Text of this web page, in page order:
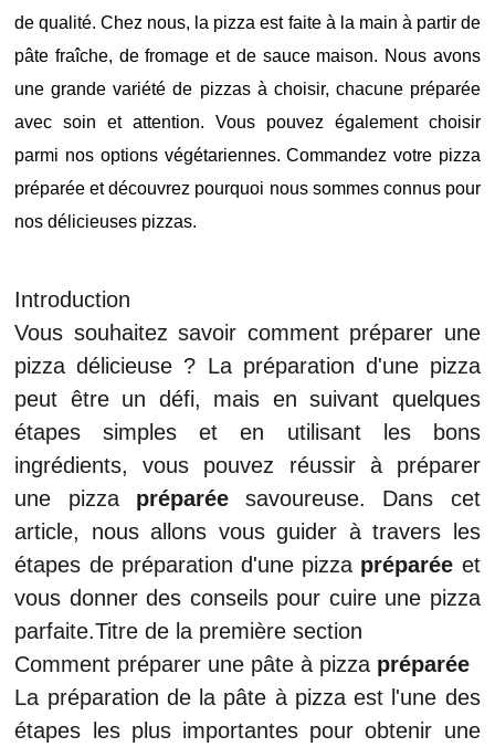
de qualité. Chez nous, la pizza est faite à la main à partir de
pâte fraîche, de fromage et de sauce maison. Nous avons
une grande variété de pizzas à choisir, chacune préparée
avec soin et attention. Vous pouvez également choisir
parmi nos options végétariennes. Commandez votre pizza
préparée et découvrez pourquoi nous sommes connus pour
nos délicieuses pizzas.
Introduction
Vous souhaitez savoir comment préparer une
pizza délicieuse ? La préparation d'une pizza
peut être un défi, mais en suivant quelques
étapes simples et en utilisant les bons
ingrédients, vous pouvez réussir à préparer
une pizza préparéesavoureuse. Dans cet
article, nous allons vous guider à travers les
étapes de préparation d'une pizza préparée et
vous donner des conseils pour cuire une pizza
parfaite.Titre de la première section
Comment préparer une pâte à pizza préparée
La préparation de la pâte à pizza est l'une des
étapes les plus importantes pour obtenir une